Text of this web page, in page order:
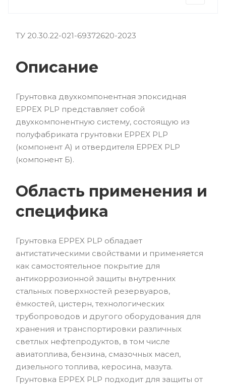
ТУ 20.30.22-021-69372620-2023
Описание
Грунтовка двухкомпонентная эпоксидная
ЕРРЕХ PLP представляет собой
двухкомпонентную систему, состоящую из
полуфабриката грунтовки EPPEX PLP
(компонент А) и отвердителя EPPEX PLP
(компонент Б).
Область применения и
специфика
Грунтовка EPPEX PLP обладает
антистатическими свойствами и применяется
как самостоятельное покрытие для
антикоррозионной защиты внутренних
стальных поверхностей резервуаров,
ёмкостей, цистерн, технологических
трубопроводов и другого оборудования для
хранения и транспортировки различных
светлых нефтепродуктов, в том числе
авиатоплива, бензина, смазочных масел,
дизельного топлива, керосина, мазута.
Грунтовка EPPEX PLP подходит для защиты от